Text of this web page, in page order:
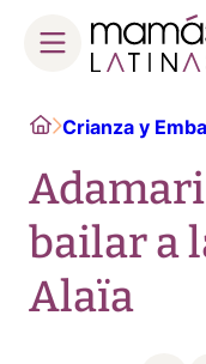
content
HomeCrianza y
bailar a
Alaïa